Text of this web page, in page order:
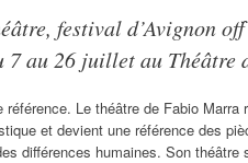
festival d’Avignon
7 au 26 juillet au Théâtre
référence. Le théâtre de Fabio
et devient une référence des
différences humaines. Son